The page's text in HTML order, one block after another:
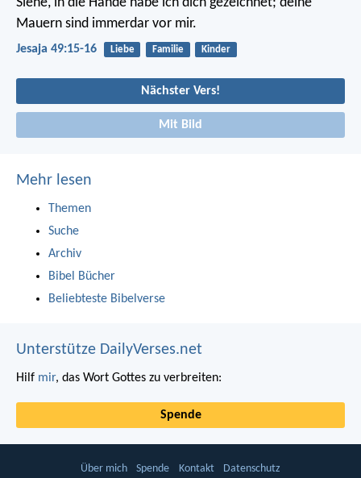
Mauern sind immerdar vor mir.
Jesaja 49:15-16 Liebe Familie Kinder
Nächster Vers!
Mit Bild
Mehr lesen
Themen
Suche
Archiv
Bibel Bücher
Beliebteste Bibelverse
Unterstütze DailyVerses.net
Hilf mir, das Wort Gottes zu verbreiten:
Spende
Über mich Spende Kontakt Datenschutz